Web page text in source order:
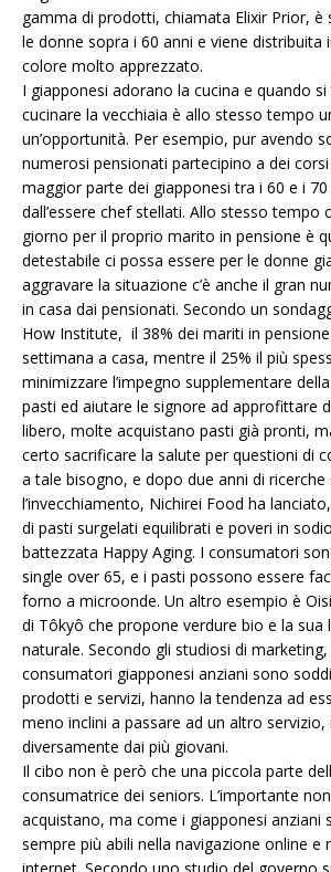
gamma di prodotti, chiamata Elixir Prior, è
le donne sopra i 60 anni e viene distribuita
colore molto apprezzato.
I giapponesi adorano la cucina e quando
cucinare la vecchiaia è allo stesso tempo
un’opportunità. Per esempio, pur avendo
numerosi pensionati partecipino a dei
maggior parte dei giapponesi tra i 60 e i
dall’essere chef stellati. Allo stesso tempo
giorno per il proprio marito in pensione è
detestabile ci possa essere per le donne
aggravare la situazione c’è anche il gran
in casa dai pensionati. Secondo un
How Institute, il 38% dei mariti in
settimana a casa, mentre il 25% il più
minimizzare l’impegno supplementare
pasti ed aiutare le signore ad approfittare
libero, molte acquistano pasti già pronti,
certo sacrificare la salute per questioni di
a tale bisogno, e dopo due anni di
l’invecchiamento, Nichirei Food ha
di pasti surgelati equilibrati e poveri in
battezzata Happy Aging. I consumatori
single over 65, e i pasti possono essere
forno a microonde. Un altro esempio è
di Tôkyô che propone verdure bio e la sua
naturale. Secondo gli studiosi di
consumatori giapponesi anziani sono
prodotti e servizi, hanno la tendenza ad
meno inclini a passare ad un altro servizio,
diversamente dai più giovani.
Il cibo non è però che una piccola parte
consumatrice dei seniors. L’importante
acquistano, ma come i giapponesi anziani
sempre più abili nella navigazione online e